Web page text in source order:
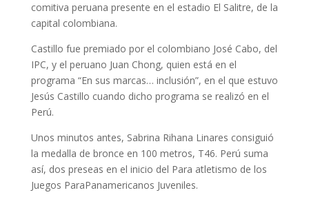
comitiva peruana presente en el estadio El Salitre, de la
capital colombiana.
Castillo fue premiado por el colombiano José Cabo, del
IPC, y el peruano Juan Chong, quien está en el
programa “En sus marcas… inclusión”, en el que estuvo
Jesús Castillo cuando dicho programa se realizó en el
Perú.
Unos minutos antes, Sabrina Rihana Linares consiguió
la medalla de bronce en 100 metros, T46. Perú suma
así, dos preseas en el inicio del Para atletismo de los
Juegos ParaPanamericanos Juveniles.